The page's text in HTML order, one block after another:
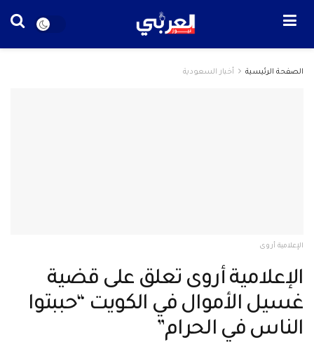
الصفحة الرئيسية أخبار السعودية
الإعلامية أروى
الإعلامية أروى تعلق على قضية
غسيل الأموال في الكويت “حببتوا
الناس في الحرام”